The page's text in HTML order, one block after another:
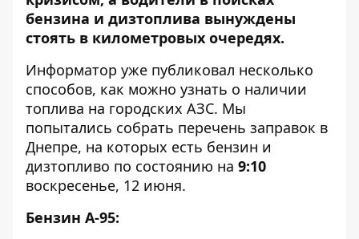
бензина и дизтоплива вынуждены
стоять в километровых очередях.
Информатор уже публиковал несколько
способов, как можно узнать о наличии
топлива на городских АЗС. Мы
попытались собрать перечень заправок в
Днепре, на которых есть бензин и
дизтопливо по состоянию на 9:10
воскресенье, 12 июня.
Бензин А-95: